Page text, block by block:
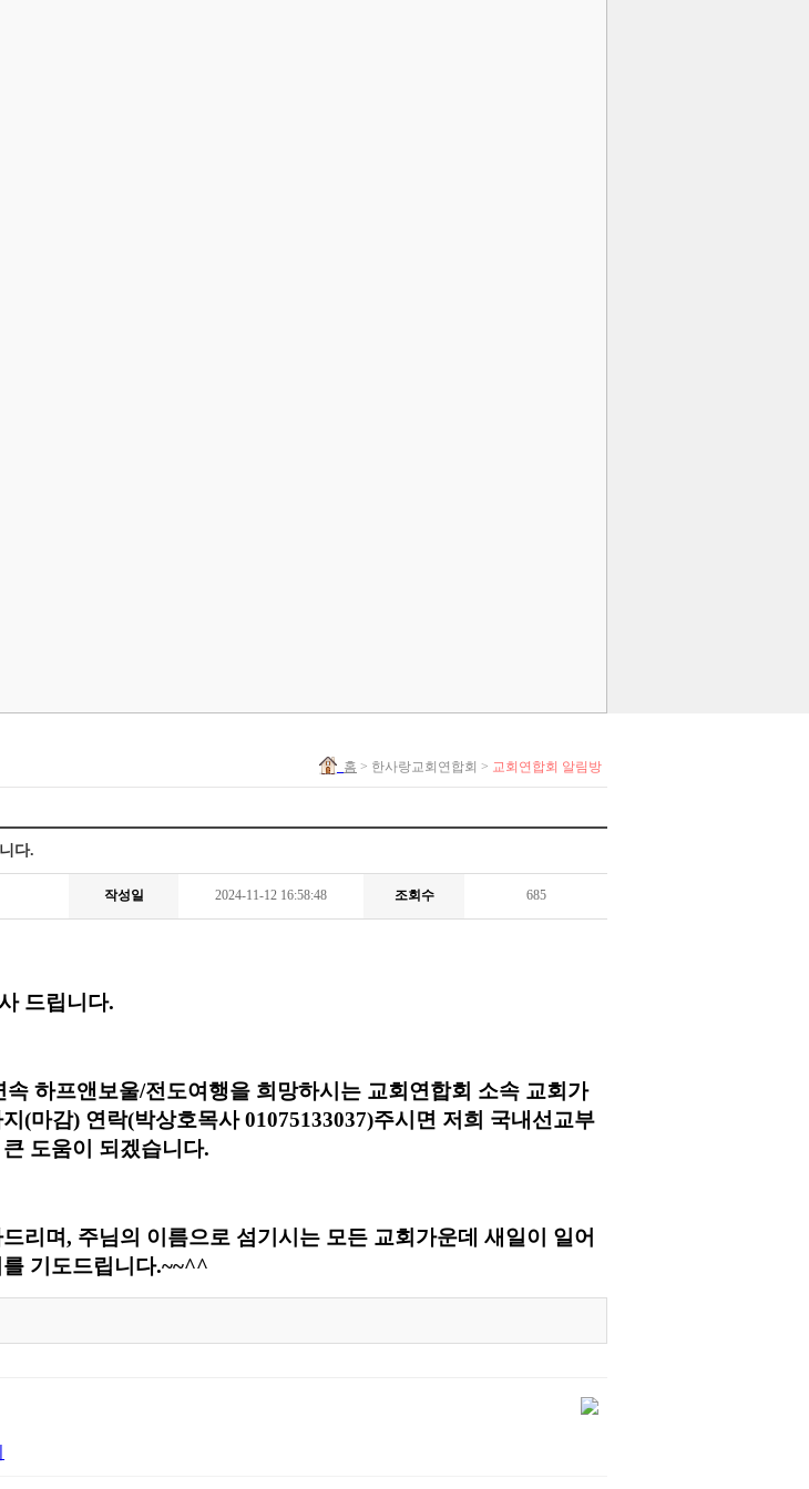
홈 > 한사랑교회연합회 > 교회연합회 알림방
다.
작성일 2024-11-12 16:58:48 조회수 685
드립니다.
속 하프앤보울/전도여행을 희망하시는 교회연합회 소속 교회가
(마감) 연락(박상호목사 01075133037)주시면 저희 국내선교부
도움이 되겠습니다.
리며, 주님의 이름으로 섬기시는 모든 교회가운데 새일이 일어
기도드립니다.~~^^